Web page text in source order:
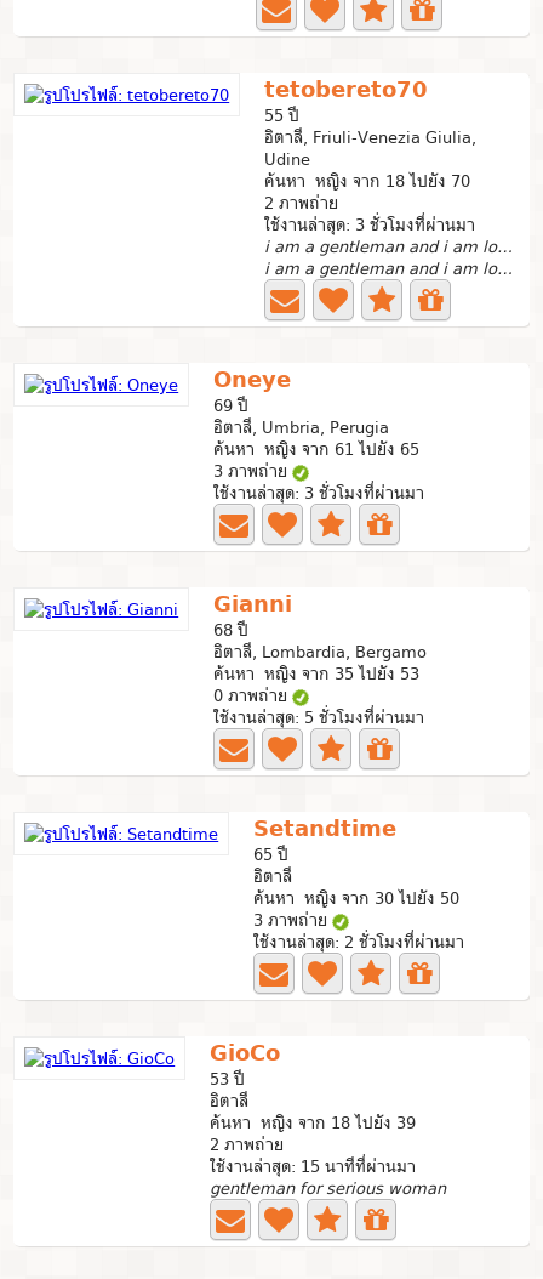
tetobereto70
55 ปี
อิตาลี, Friuli-Venezia Giulia,
Udine
ค้นหา หญิง จาก 18 ไปยัง 70
2 ภาพถ่าย
ใช้งานล่าสุด: 3 ชั่วโมงที่ผ่านมา
i am a gentleman and i am looking for a good woman
i am a gentleman and i am looking for a serious relationship
Oneye
69 ปี
อิตาลี, Umbria, Perugia
ค้นหา หญิง จาก 61 ไปยัง 65
3 ภาพถ่าย
ใช้งานล่าสุด: 3 ชั่วโมงที่ผ่านมา
Gianni
68 ปี
อิตาลี, Lombardia, Bergamo
ค้นหา หญิง จาก 35 ไปยัง 53
0 ภาพถ่าย
ใช้งานล่าสุด: 5 ชั่วโมงที่ผ่านมา
Setandtime
65 ปี
อิตาลี
ค้นหา หญิง จาก 30 ไปยัง 50
3 ภาพถ่าย
ใช้งานล่าสุด: 2 ชั่วโมงที่ผ่านมา
GioCo
53 ปี
อิตาลี
ค้นหา หญิง จาก 18 ไปยัง 39
2 ภาพถ่าย
ใช้งานล่าสุด: 15 นาทีที่ผ่านมา
gentleman for serious woman